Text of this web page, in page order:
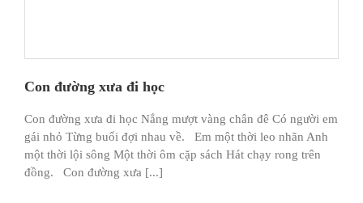
Con đường xưa đi học
Con đường xưa đi học Nắng mượt vàng chân đê Có người em
gái nhỏ Từng buổi đợi nhau về. Em một thời leo nhãn Anh
một thời lội sông Một thời ôm cặp sách Hát chạy rong trên
đồng. Con đường xưa [...]